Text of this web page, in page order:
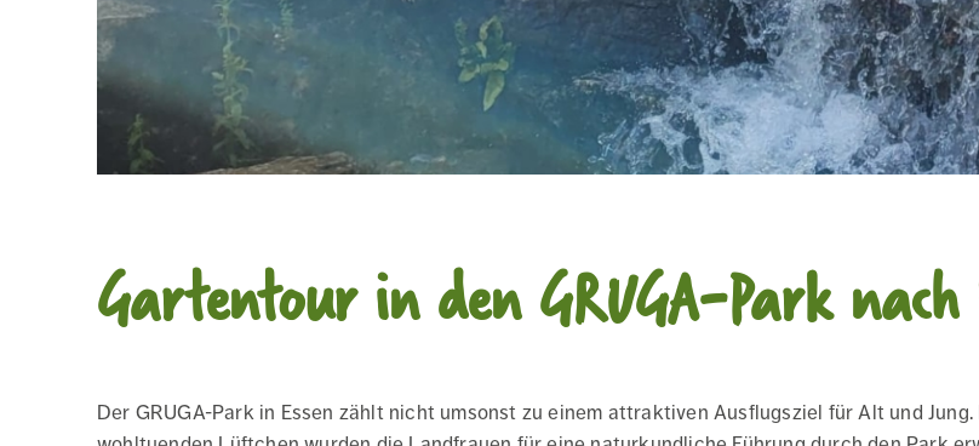
Gartentour in den GRUGA-Park nach
Der GRUGA-Park in Essen zählt nicht umsonst zu einem attraktiven Ausflugsziel für Alt und